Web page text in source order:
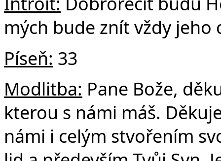
mých bude znít vždy jeho
Píseň: 33
Modlitba: Pane Bože,
kterou s námi máš.
námi i celým stvořením